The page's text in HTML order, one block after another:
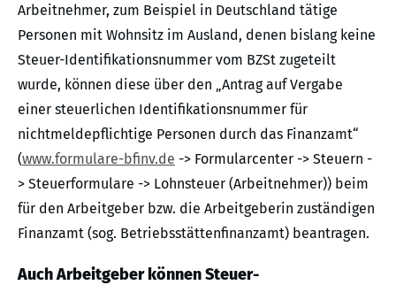
Arbeitnehmer, zum Beispiel in Deutschland tätige
Personen mit Wohnsitz im Ausland, denen bislang keine
Steuer-Identifikationsnummer vom BZSt zugeteilt
wurde, können diese über den „Antrag auf Vergabe
einer steuerlichen Identifikationsnummer für
nichtmeldepflichtige Personen durch das Finanzamt“
(www.formulare-bfinv.de -> Formularcenter -> Steuern -
> Steuerformulare -> Lohnsteuer (Arbeitnehmer)) beim
für den Arbeitgeber bzw. die Arbeitgeberin zuständigen
Finanzamt (sog. Betriebsstättenfinanzamt) beantragen.
Auch Arbeitgeber können Steuer-